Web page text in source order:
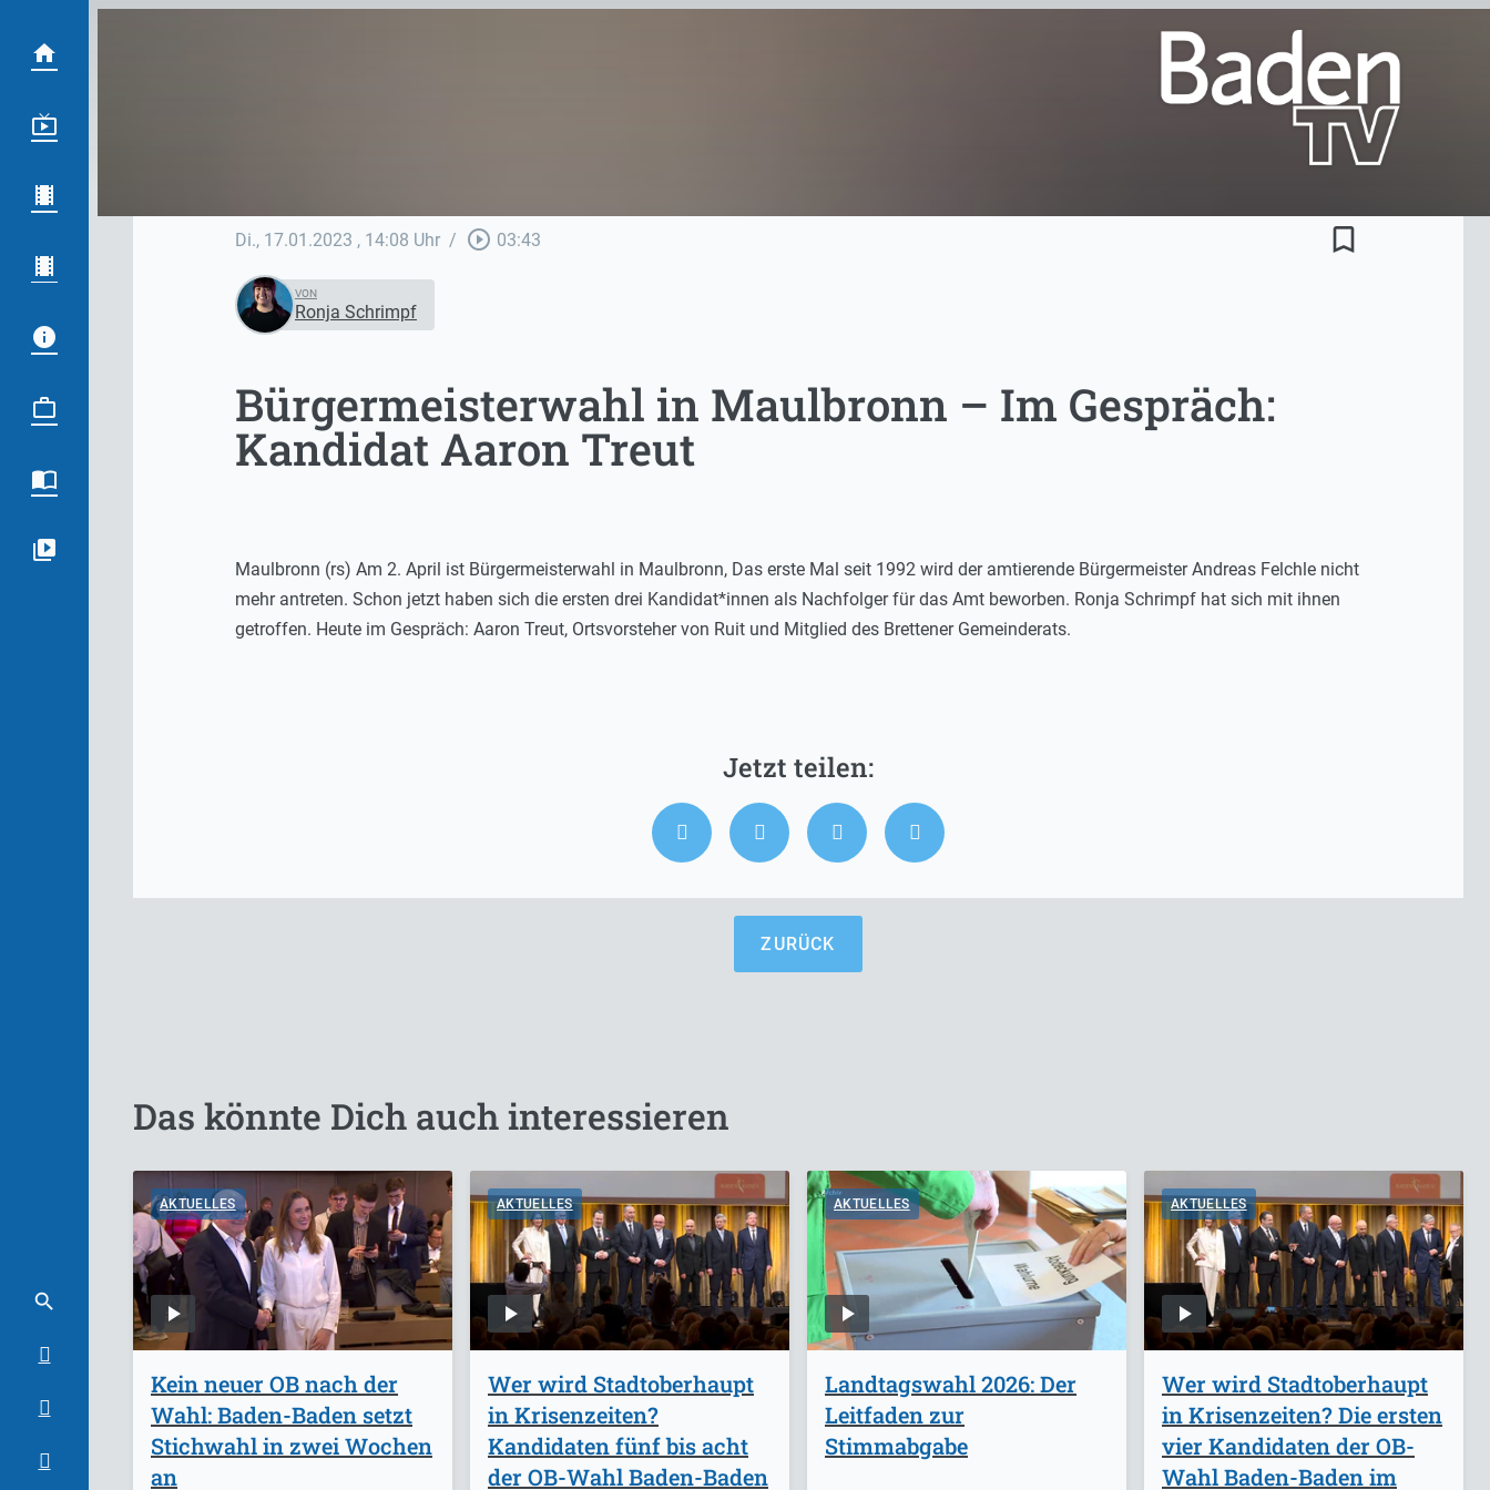
Di., 17.01.2023 , 14:08 Uhr / play_circle_outline 03:43 bookmark_border
VON
Ronja Schrimpf
Bürgermeisterwahl in Maulbronn – Im Gespräch:
Kandidat Aaron Treut
Maulbronn (rs) Am 2. April ist Bürgermeisterwahl in Maulbronn, Das erste Mal seit 1992 wird der amtierende Bürgermeister Andreas Felchle nicht
mehr antreten. Schon jetzt haben sich die ersten drei Kandidat*innen als Nachfolger für das Amt beworben. Ronja Schrimpf hat sich mit ihnen
getroffen. Heute im Gespräch: Aaron Treut, Ortsvorsteher von Ruit und Mitglied des Brettener Gemeinderats.
ZURÜCK
Das könnte Dich auch interessieren
AKTUELLES
Kein neuer OB nach der
Wahl: Baden-Baden setzt
Stichwahl in zwei Wochen
an
AKTUELLES
Wer wird Stadtoberhaupt
in Krisenzeiten?
Kandidaten fünf bis acht
der OB-Wahl Baden-Baden
AKTUELLES
Landtagswahl 2026: Der
Leitfaden zur
Stimmabgabe
AKTUELLES
Wer wird Stadtoberhaupt
in Krisenzeiten? Die ersten
vier Kandidaten der OB-
Wahl Baden-Baden im